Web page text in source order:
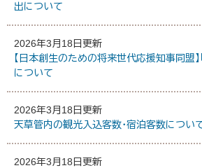
出について
2026年3月18日更新
【日本創生のための将来世代応援知事同盟】
について
2026年3月18日更新
天草管内の観光入込客数・宿泊客数につい
2026年3月18日更新